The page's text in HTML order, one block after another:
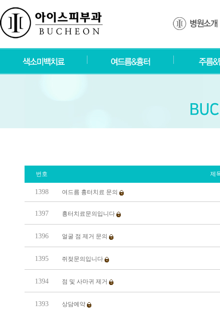
번호 제
1398 여드름 흉터치료 문의
1397 흉터치료문의입니다
1396 얼굴 점 제거 문의
1395 쥐젖문의입니다
1394 점 및 사마귀 제거
1393 상담예약